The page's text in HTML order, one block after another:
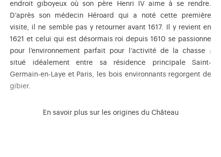
endroit giboyeux où son père Henri IV aime à se rendre.
D’après son médecin Héroard qui a noté cette première
visite, il ne semble pas y retourner avant 1617. Il y revient en
1621 et celui qui est désormais roi depuis 1610 se passionne
pour l’environnement parfait pour l’activité de la chasse :
situé idéalement entre sa résidence principale Saint-
Germain-en-Laye et Paris, les bois environnants regorgent de
gibier.
En savoir plus sur les origines du Château